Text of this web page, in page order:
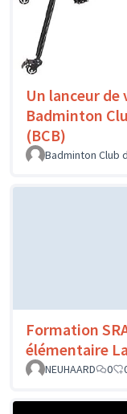
Un lanceur
Badminton
(BCB)
Badminton Club
Formation
élémentaire
NEUHAARD
0